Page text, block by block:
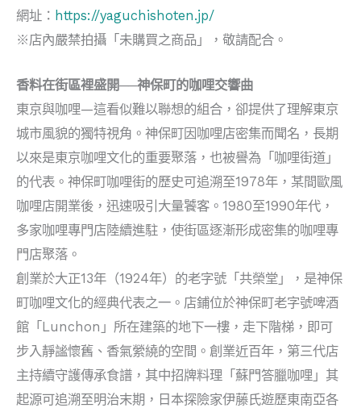
網址： https://yaguchishoten.jp/
※店內嚴禁拍攝「未購買之商品」，敬請配合。
香料在街區裡盛開──神保町的咖哩交響曲
東京與咖哩—這看似難以聯想的組合，卻提供了理解東京
城市風貌的獨特視角。神保町因咖哩店密集而聞名，長期
以來是東京咖哩文化的重要聚落，也被譽為「咖哩街道」
的代表。神保町咖哩街的歷史可追溯至1978年，某間歐風
咖哩店開業後，迅速吸引大量饕客。1980至1990年代，
多家咖哩專門店陸續進駐，使街區逐漸形成密集的咖哩專
門店聚落。
創業於大正13年（1924年）的老字號「共榮堂」，是神保
町咖哩文化的經典代表之一。店鋪位於神保町老字號啤酒
館「Lunchon」所在建築的地下一樓，走下階梯，即可
步入靜謐懷舊、香氣縈繞的空間。創業近百年，第三代店
主持續守護傳承食譜，其中招牌料理「蘇門答臘咖哩」其
起源可追溯至明治末期，日本探險家伊藤氏遊歷東南亞各